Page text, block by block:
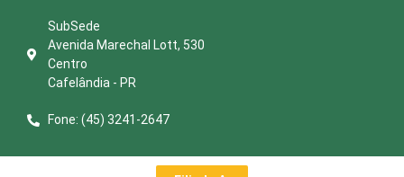
SubSede
Avenida Marechal Lott, 530
Centro
Cafelândia - PR
Fone: (45) 3241-2647